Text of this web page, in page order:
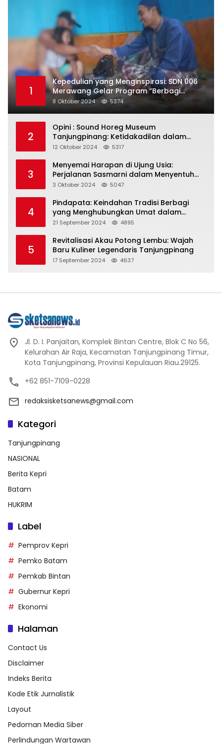
1
Kepedulian yang Menginspirasi: SDN 006
Merawang Gelar Program “Berbagi
Segenggam Beras”
8 Oktober 2024 5374
2
Opini : Sound Horeg Museum
Tanjungpinang: Ketidakadilan dalam
Representasi
12 Oktober 2024 5317
3
Menyemai Harapan di Ujung Usia:
Perjalanan Sasmarni dalam Menyentuh
Hati dan Jiwa
3 Oktober 2024 5047
4
Pindapata: Keindahan Tradisi Berbagi
yang Menghubungkan Umat dalam
Spiritualitas dan Kebersamaan dalam
21 September 2024 4895
5
Revitalisasi Akau Potong Lembu: Wajah
Baru Kuliner Legendaris Tanjungpinang
17 September 2024 4637
Jl. D. I. Panjaitan, Komplek Bintan Centre, Blok C No 56,
Kelurahan Air Raja, Kecamatan Tanjungpinang Timur,
Kota Tanjungpinang, Provinsi Kepulauan Riau.29125.
+62 851-7109-0228
redaksisketsanews@gmail.com
Kategori
Tanjungpinang
NASIONAL
Berita Kepri
Batam
HUKRIM
Label
Pemprov Kepri
Pemko Batam
Pemkab Bintan
Gubernur Kepri
Ekonomi
Halaman
Contact Us
Disclaimer
Indeks Berita
Kode Etik Jurnalistik
Layout
Pedoman Media Siber
Perlindungan Wartawan